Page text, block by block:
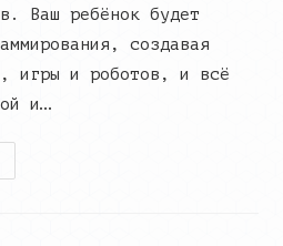
Ваш ребёнок будет
создавая
игры и роботов, и всё
и…